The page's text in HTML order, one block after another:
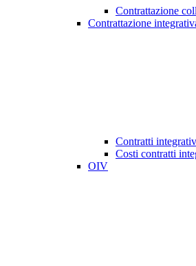
Contrattazione
Contrattazione
Contratti
Costi contratti
OIV